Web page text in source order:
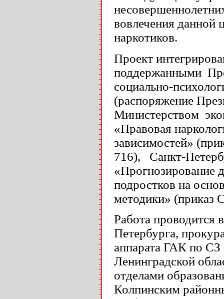
вовлечения данной
наркотиков.
Проект
поддержанными
социально-
(распоряжение
Министерством
«Правовая
зависимостей»
716), Санкт-
«Прогнозирование
подростков на
методики»
Работа проводится
Петербурга,
аппарата ГАК по
Ленинградской
отделами
Колпинским